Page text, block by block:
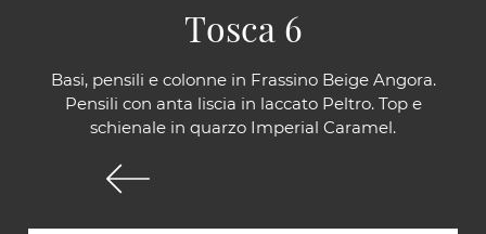
Basi, pensili e colonne in Frassino Beige Angora.
Pensili con anta liscia in laccato Peltro. Top e
schienale in quarzo Imperial Caramel.
Tosca 6